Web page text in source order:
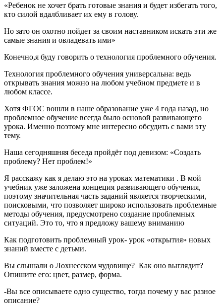
«Ребенок не хочет брать готовые знания и будет избегать того,
кто силой вдалбливает их ему в голову.
Но зато он охотно пойдет за своим наставником искать эти же
самые знания и овладевать ими»
Конечно,я буду говорить о технология проблемного обучения.
Технология проблемного обучения универсальна: ведь
открывать знания можно на любом учебном предмете и в
любом классе.
Хотя ФГОС вошли в наше образование уже 4 года назад, но
проблемное обучение всегда было основой развивающего
урока. Именно поэтому мне интересно обсудить с вами эту
тему.
Наша сегодняшняя беседа пройдёт под девизом: «Создать
проблему? Нет проблем!»
Я расскажу как я делаю это на уроках математики . В мой
учебник уже заложена концеция развивающего обучения,
поэтому значительная часть заданий является творческими,
поисковыми, что позволяет широко использовать проблемные
методы обучения, предусмотрено создание проблемных
ситуаций. Это то, что я предложу вашему вниманию
Как подготовить проблемный урок- урок «открытия» новых
знаний вместе с детьми.
Вы слышали о Лохнесском чудовище? Как оно выглядит?
Опишите его: цвет, размер, форма.
-Вы все описываете одно существо, тогда почему у вас разное
описание?